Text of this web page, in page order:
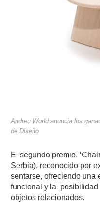
Andreu World anuncia los
de Diseño
El segundo premio,
Serbia), reconocido por
sentarse, ofreciendo una
funcional y la posibilidad
objetos relacionados.